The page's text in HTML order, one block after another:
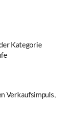
Kategorie
Verkaufsimpuls,